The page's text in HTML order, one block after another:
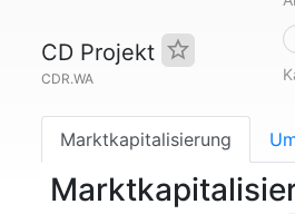
CD Projekt
CDR.WA
Marktkapitalisierung